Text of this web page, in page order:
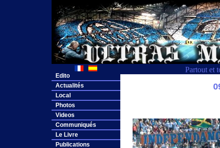
Partout et
Edito
Actualités
Local
Photos
Videos
Communiqués
Le Livre
Publications